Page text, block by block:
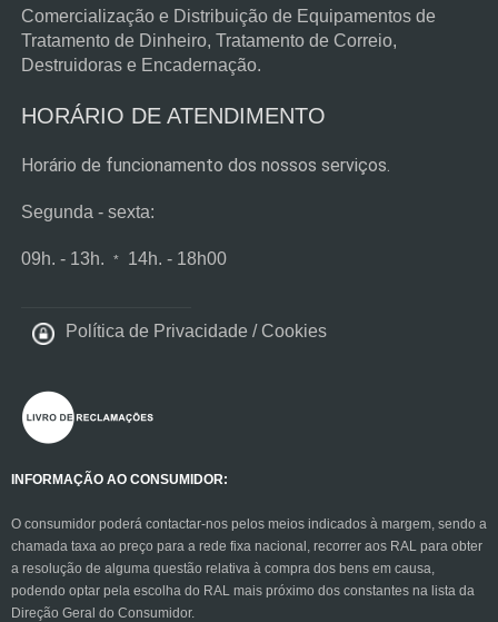
Comercialização e Distribuição de Equipamentos de
Tratamento de Dinheiro, Tratamento de Correio,
Destruidoras e Encadernação.
HORÁRIO DE ATENDIMENTO
Horário de funcionamento dos nossos serviços.
Segunda - sexta:
09h. - 13h. * 14h. - 18h00
Política de Privacidade /Cookies
INFORMAÇÃO AO CONSUMIDOR:
O consumidor poderá contactar-nos pelos meios indicados à margem, sendo a
chamada taxa ao preço para a rede fixa nacional, recorrer aos RAL para obter
a resolução de alguma questão relativa à compra dos bens em causa,
podendo optar pela escolha do RAL mais próximo dos constantes na lista da
Direção Geral do Consumidor.